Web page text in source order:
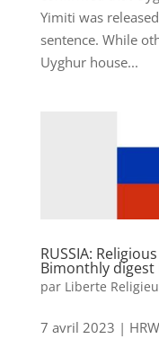
Yimiti was
sentence. While
Uyghur house...
RUSSIA:
Bimonthly digest
par Liberte
7 avril 2023 |